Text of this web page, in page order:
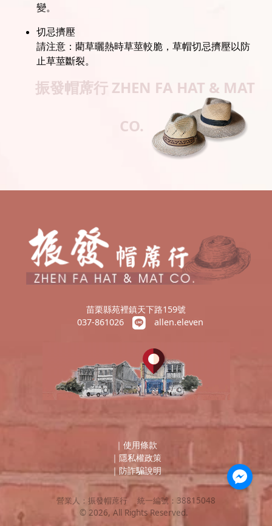
變。
切忌擠壓
請注意：藺草曬熱時草莖較脆，草帽切忌擠壓以防
止草莖斷裂。
振發帽蓆行 ZHEN FA HAT & MAT
CO.
苗栗縣苑裡鎮天下路159號
037-861026
allen.eleven
｜ 使用條款
｜ 隱私權政策
｜防詐騙說明
營業人： 振發帽蓆行 統一編號： 38815048
© 2026, All Rights Reserved.